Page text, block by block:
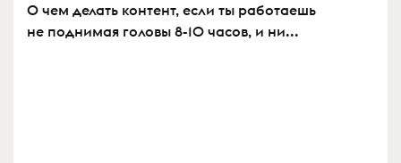
О чем делать контент, если ты работаешь
не поднимая головы 8-10 часов, и ни...